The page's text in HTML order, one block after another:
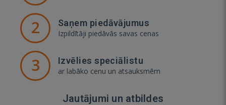
2 Saņem piedāvājumus
Izpildītāji piedāvās savas cenas
3 Izvēlies speciālistu
ar labāko cenu un atsauksmēm
Jautājumi un atbildes